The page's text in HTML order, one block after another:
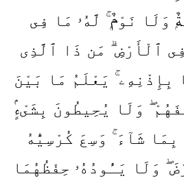
وَلَا نَوْمٌۭ ۚ لَّهُۥ مَا فِى
ٱلْأَرْضِ ۗ مَن ذَا ٱلَّذِى
بِإِذْنِهِۦ ۚ يَعْلَمُ مَا بَيْنَ
وَلَا يُحِيطُونَ بِشَىْءٍۢ
بِمَا شَآءَ ۚ وَسِعَ كُرْسِيُّهُ
وَلَا يَـُٔودُهُۥ حِفْظُهُمَا